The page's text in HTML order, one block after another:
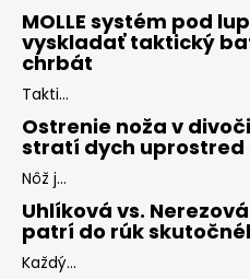
MOLLE systém pod
vyskladať taktický
chrbát
Takti...
Ostrenie noža v
stratí dych uprostred
Nôž j...
Uhlíková vs.
patrí do rúk
Každý...